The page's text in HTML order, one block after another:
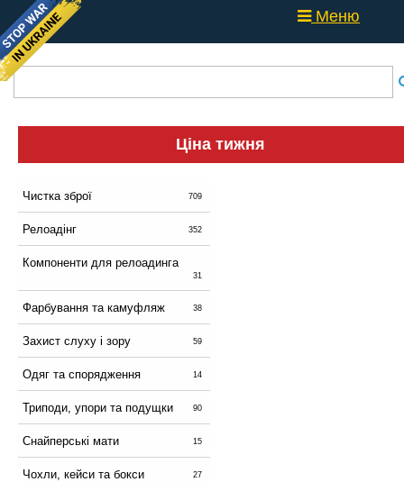
Меню
Ціна тижня
Чистка зброї 709
Релоадінг 352
Компоненти для релоадинга
31
Фарбування та камуфляж 38
Захист слуху і зору 59
Одяг та спорядження 14
Триподи, упори та подущки 90
Снайперські мати 15
Чохли, кейси та бокси 27